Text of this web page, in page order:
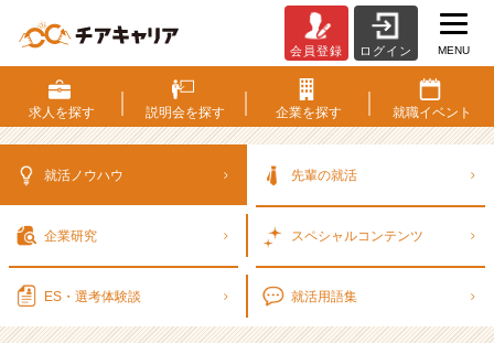
考
対
策・
ウ
会員登録 ログイン MENU
求人を探す 説明会を探す 企業を探す 就職イベント
就活ノウハウ 先輩の就活
企業研究 スペシャルコンテンツ
ES・選考体験談 就活用語集